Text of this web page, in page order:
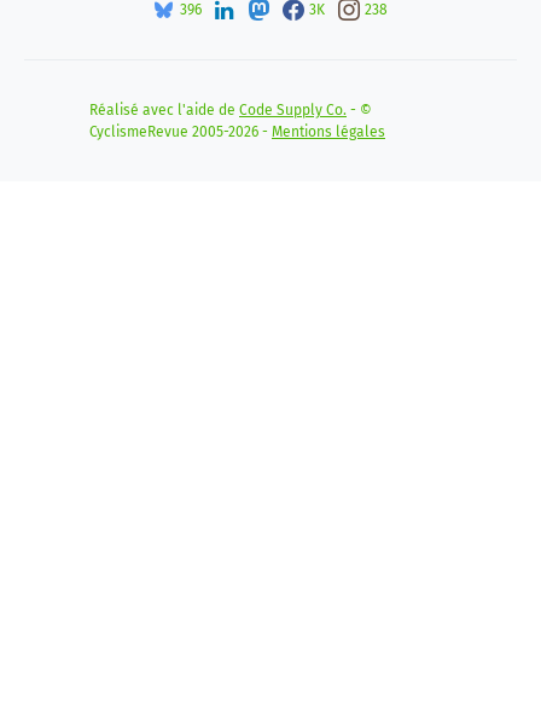
396 3K 238
Réalisé avec l'aide de Code Supply Co. - ©
CyclismeRevue 2005-2026 - Mentions légales